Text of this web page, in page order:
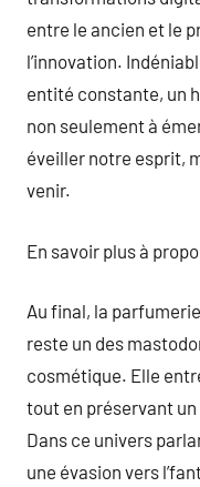
entre le ancien et le
l’innovation.
entité constante, un
non seulement à
éveiller notre esprit,
venir.
En savoir plus à
Au final, la
reste un des
cosmétique. Elle
tout en préservant
Dans ce univers
une évasion vers